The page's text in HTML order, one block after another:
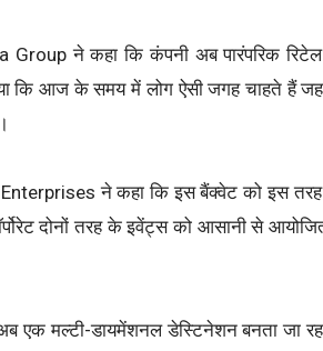
Group ने कहा कि कंपनी अब पारंपरिक
कि आज के समय में लोग ऐसी जगह चाहते हैं
ने कहा कि इस बैंक्वेट को इस
दोनों तरह के इवेंट्स को आसानी से
एक मल्टी-डायमेंशनल डेस्टिनेशन बनता जा